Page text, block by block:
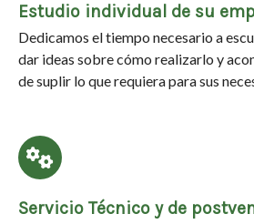
Estudio individual de su
Dedicamos el tiempo necesario a
dar ideas sobre cómo realizarlo y
de suplir lo que requiera para sus
Servicio Técnico y de